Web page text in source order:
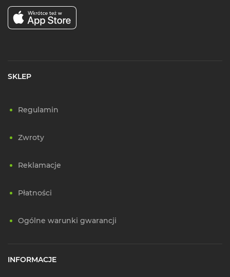
SKLEP
Regulamin
Zwroty
Reklamacje
Płatności
Ogólne warunki gwarancji
INFORMACJE